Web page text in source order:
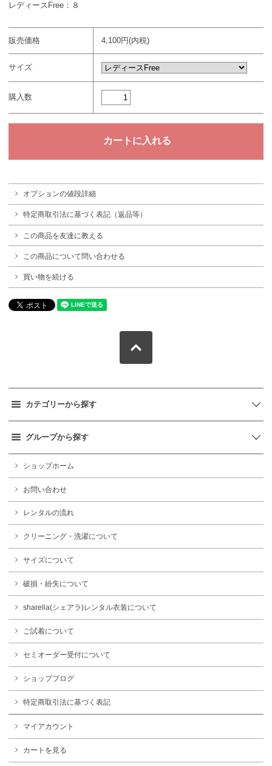
レディースFree：８
販売価格 4,100円(内税)
サイズ
購入数
オプションの値段詳細
特定商取引法に基づく表記（返品等）
この商品を友達に教える
この商品について問い合わせる
買い物を続ける
カテゴリーから探す
グループから探す
ショップホーム
お問い合わせ
レンタルの流れ
クリーニング・洗濯について
サイズについて
破損・紛失について
sharella(シェアラ)レンタル衣装について
ご試着について
セミオーダー受付について
ショップブログ
特定商取引法に基づく表記
マイアカウント
カートを見る